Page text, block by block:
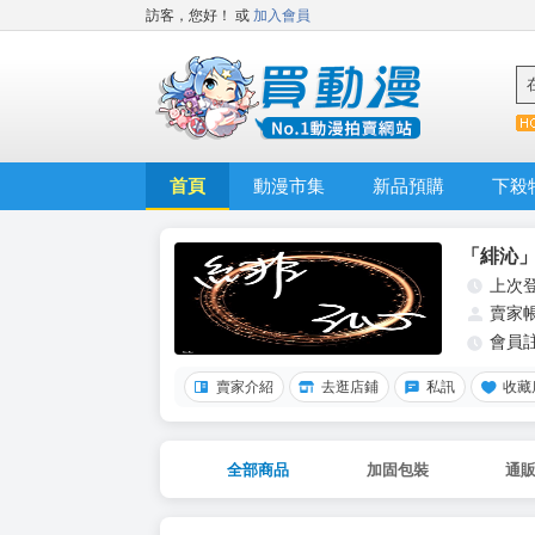
訪客，您好！ 或 加入會員
首頁 動漫市集 新品預購 下殺
「緋沁
上次
賣家
會員
賣家介紹 去逛店鋪 私訊 收藏
全部商品 加固包裝 通